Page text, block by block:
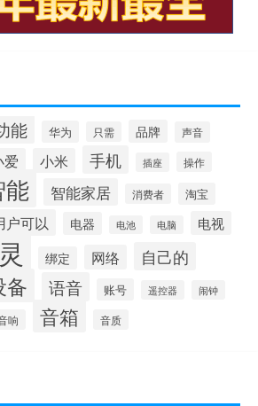
能 华为 只需 品牌 声音
爱 小米 手机 插座 操作
能 智能家居 消费者
淘宝
户可以 电器 电池 电脑 电视
绑定 网络 自己的
备 语音 账号 遥控器 闹钟
响 音箱 音质